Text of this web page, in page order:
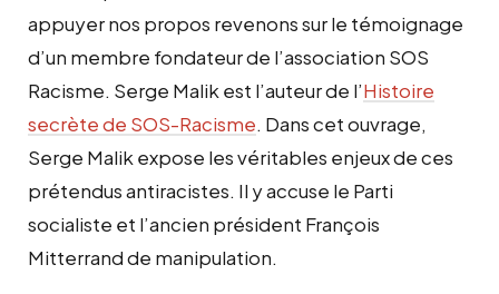
appuyer nos propos revenons sur le témoignage
d’un membre fondateur de l’association SOS
Racisme. Serge Malik est l’auteur de l’Histoire
secrète de SOS-Racisme. Dans cet ouvrage,
Serge Malik expose les véritables enjeuxdeces
prétendus antiracistes. Il y accuse le Parti
socialiste et l’ancien président François
Mitterrand de manipulation.